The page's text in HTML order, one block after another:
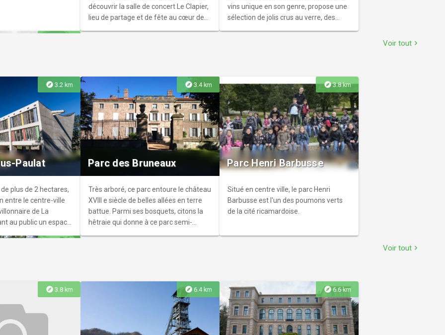
découvrir la salle de concert Le Clapier,
lieu de partage et de fête au cœur de
vins unique en son genre, propose une
sélection de jolis crus au verre, des
a investi les
en 2026. Nous
unique mêlant
et Evènementiel.
Voir tout chevron_right
explore 3.2 km
Paulat
de plus de 2 hectares,
entre le centre-ville
de La
au public un espace
explore 3.4 km
Parc des Bruneaux
Très arboré, ce parc entoure le château
XVIII e siècle de belles allées en terre
battue. Parmi ses bosquets, citons la
hêtraie qui donne à ce parc semi-
explore3.8 km
Parc Henri Barbusse
Situé en centre ville, le parc Henri
Barbusse est l'un des poumons verts
de la cité ricamardoise.
Constant
Voir tout chevron_right
explore 3.8 km explore 6.4 km explore 6.6 km